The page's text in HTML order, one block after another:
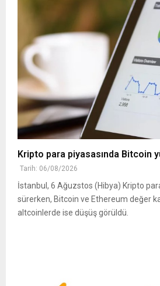
Kripto para piyasasında Bitcoin
Tarih: 06/08/2026
İstanbul, 6 Ağuzstos (Hibya) Kripto
sürerken, Bitcoin ve Ethereum değer
altcoinlerde ise düşüş görüldü.